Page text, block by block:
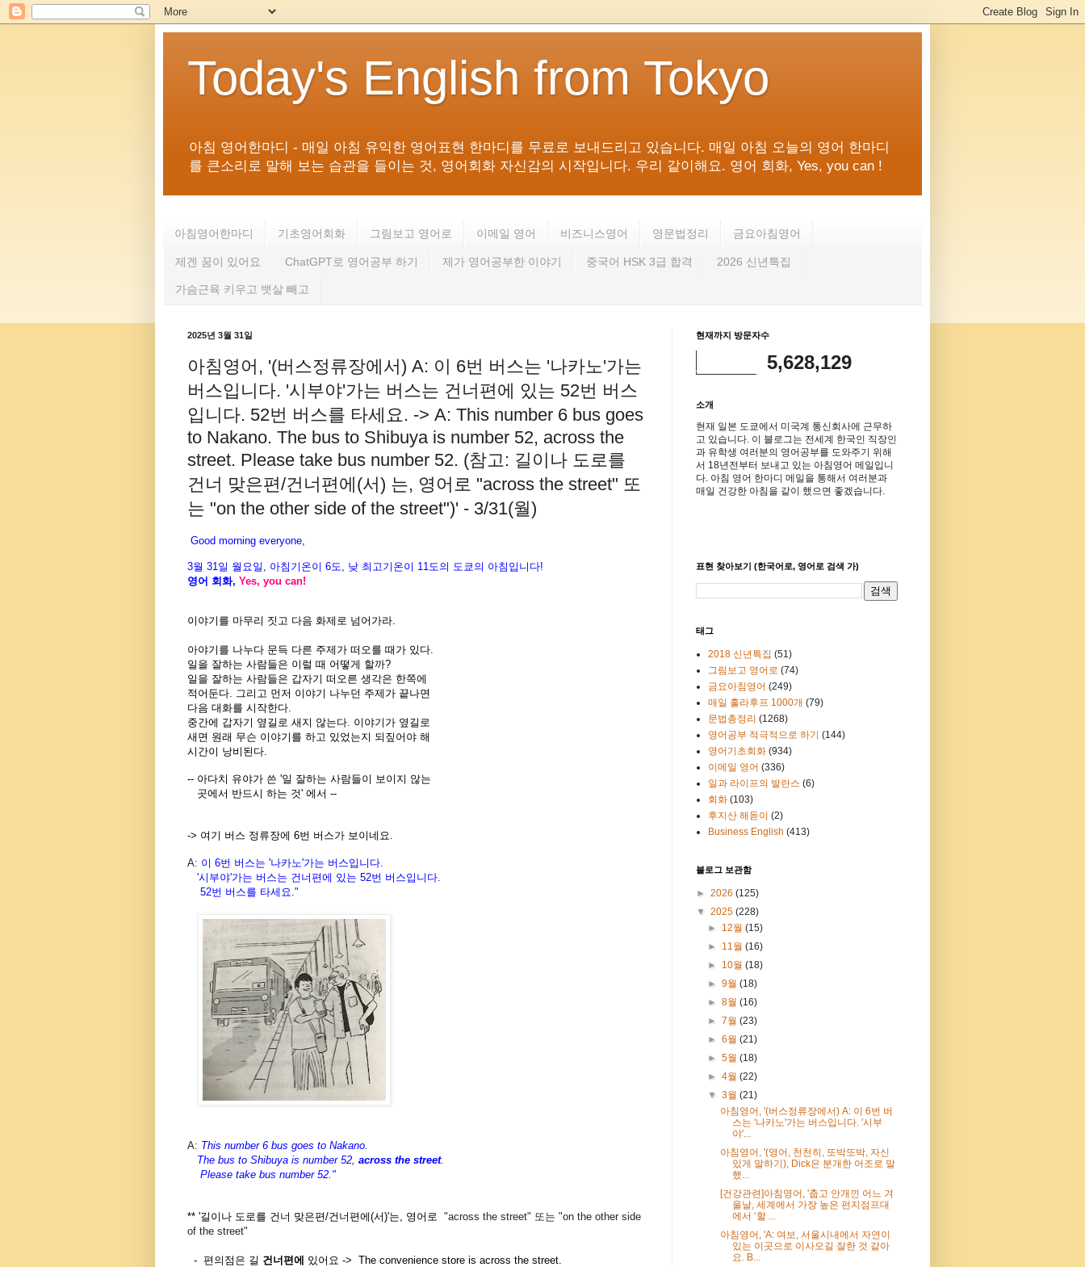
Today's English from Tokyo
아침 영어한마디 - 매일 아침 유익한 영어표현 한마디를 무료로 보내드리고 있습니다. 매일 아침 오늘의 영어 한마디
를 큰소리로 말해 보는 습관을 들이는 것, 영어회화 자신감의 시작입니다. 우리 같이해요. 영어 회화, Yes, you can !
아침영어한마디 기초영어회화 그림보고 영어로 이메일 영어 비즈니스영어 영문법정리 금요아침영어
제겐 꿈이 있어요 ChatGPT로 영어공부 하기 제가 영어공부한 이야기 중국어 HSK 3급 합격 2026 신년특집
가슴근육 키우고 뱃살 빼고
2025년 3월 31일
아침영어, '(버스정류장에서) A: 이 6번 버스는 '나카노'가는
버스입니다. '시부야'가는 버스는 건너편에 있는 52번 버스
입니다. 52번 버스를 타세요. -> A: This number 6 bus goes
to Nakano. The bus to Shibuya is number 52, across the
street. Please take bus number 52. (참고: 길이나 도로를
건너 맞은편/건너편에(서) 는, 영어로 "across the street" 또
는 "on the other side of the street")' - 3/31(월)
Good morning everyone,
3월 31 일 월 요일 아침기온이 6도 낮 최고기온이 11도 의 도쿄 의 아침입니다!
영어 회화, Yes, you can!
이야기를 마무리 짓고 다음 화제로 넘어가라.
아야기를 나누다 문득 다른 주제가 떠오를 때가 있다.
일을 잘하는 사람들은 이럴 때 어떻게 할까?
일을 잘하는 사람들은 갑자기 떠오른 생각은 한쪽에
적어둔다. 그리고 먼저 이야기 나누던 주제가 끝나면
다음 대화를 시작한다.
중간에 갑자기 옆길로 새지 않는다. 이야기가 옆길로
새면 원래 무슨 이야기를 하고 있었는지 되짚어야 해
시간이 낭비된다.
-- 아다치 유야가 쓴 '일 잘하는 사람들이 보이지 않는
곳에서 반드시 하는 것' 에서 --
-> 여기 버스 정류장에 6번 버스가 보이네요.
A: 이 6번 버스는 '나카노'가는 버스입니다
'시부야'가는 버스는 건너편에 있는 52번 버스입니다
52번 버스를 타세요 ."
A: This number 6 bus goes to Nakano.
The bus to Shibuya is number 52, across the street.
Please take bus number 52."
** '길이나 도로를 건너 맞은편/건너편에(서)'는, 영어로 "across the street" 또는 "on the other side
of the street"
- 편의점은 길 건너편에 있어요 -> The convenience store is across the street.
현재까지 방문자수
5,628,129
소개
현재 일본 도쿄에서 미국계 통신회사에 근무하
고 있습니다. 이 블로그는 전세계 한국인 직장인
과 유학생 여러분의 영어공부를 도와주기 위해
서 18년전부터 보내고 있는 아침영어 메일입니
다. 아침 영어 한마디 메일을 통해서 여러분과
매일 건강한 아침을 같이 했으면 좋겠습니다.
표현 찾아보기 (한국어로, 영어로 검색 가)
태그
2018 신년특집 (51)
그림보고 영어로 (74)
금요아침영어 (249)
매일 훌라후프 1000개 (79)
문법총정리 (1268)
영어공부 적극적으로 하기 (144)
영어기초회화 (934)
이메일 영어 (336)
일과 라이프의 발란스 (6)
회화 (103)
후지산 해돋이 (2)
Business English (413)
블로그 보관함
► 2026 (125)
▼ 2025 (228)
► 12월(15)
► 11월(16)
► 10월(18)
►9월(18)
►8월(16)
►7월(23)
►6월(21)
►5월(18)
►4월(22)
▼3월(21)
아침영어, '(버스정류장에서) A: 이 6번 버
스는 '나카노'가는 버스입니다. '시부
야'...
아침영어, '(영어, 천천히, 또박또박, 자신
있게 말하기), Dick은 분개한 어조로 말
했...
[건강관련]아침영어, '춥고 안개낀 어느 겨
울날, 세계에서 가장 높은 펀지점프대
에서 ‘할 ...
아침영어, 'A: 여보, 서울시내에서 자연이
있는 이곳으로 이사오길 잘한 것 같아
요. B...